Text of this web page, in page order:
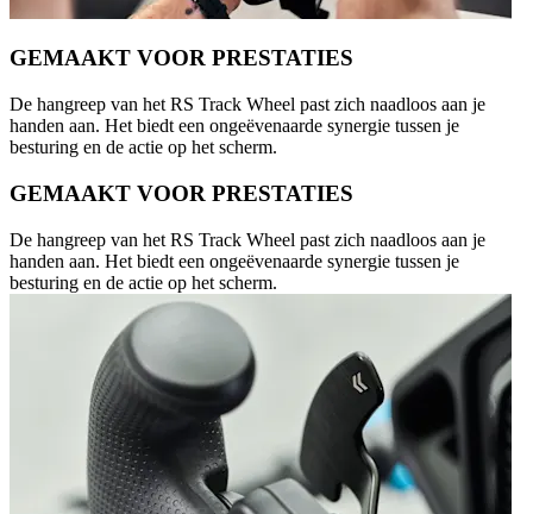
GEMAAKT VOOR PRESTATIES
De hangreep van het RS Track Wheel past zich naadloos aan je
handen aan. Het biedt een ongeëvenaarde synergie tussen je
besturing en de actie op het scherm.
GEMAAKT VOOR PRESTATIES
De hangreep van het RS Track Wheel past zich naadloos aan je
handen aan. Het biedt een ongeëvenaarde synergie tussen je
besturing en de actie op het scherm.